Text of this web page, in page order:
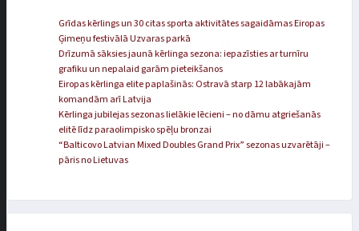
Grīdas kērlings un 30 citas sporta aktivitātes sagaidāmas Eiropas
Ģimeņu festivālā Uzvaras parkā
Drīzumā sāksies jaunā kērlinga sezona: iepazīsties ar turnīru
grafiku un nepalaid garām pieteikšanos
Eiropas kērlinga elite paplašinās: Ostravā starp 12 labākajām
komandām arī Latvija
Kērlinga jubilejas sezonas lielākie lēcieni – no dāmu atgriešanās
elitē līdz paraolimpisko spēļu bronzai
“Balticovo Latvian Mixed Doubles Grand Prix” sezonas uzvarētāji –
pāris no Lietuvas